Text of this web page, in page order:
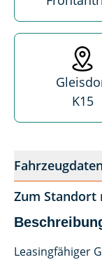
Fahrzeugdaten
Zum Standort
Leasingfähiger
K15